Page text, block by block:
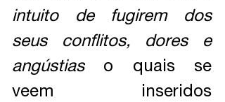
intuito de fugirem dos
seus conflitos, dores e
angústias o quais se
veem inseridos